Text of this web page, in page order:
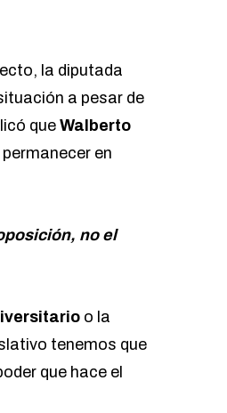
la diputada
a pesar de
que Walberto
en
no el
o la
tenemos que
que hace el